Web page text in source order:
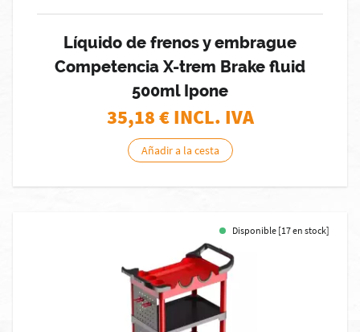
Líquido de frenos y embrague
Competencia X-trem Brake fluid
500ml Ipone
35,18€ INCL. IVA
Añadir a la cesta
Disponible [17 en stock]